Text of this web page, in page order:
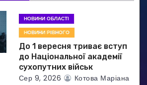
НОВИНИ ОБЛАСТІ
НОВИНИ РІВНОГО
До 1 вересня триває вступ
до Національної академії
сухопутних військ
Сер 9, 2026 Котова Маріана